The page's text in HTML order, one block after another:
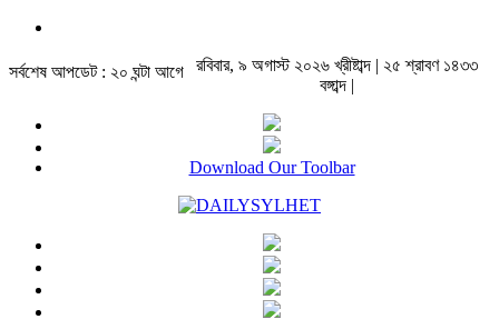
সর্বশেষ আপডেট : ২০ ঘন্টা আগে
রবিবার, ৯ অগাস্ট ২০২৬ খ্রীষ্টাব্দ | ২৫ শ্রাবণ ১৪৩৩
বঙ্গাব্দ |
Download Our Toolbar